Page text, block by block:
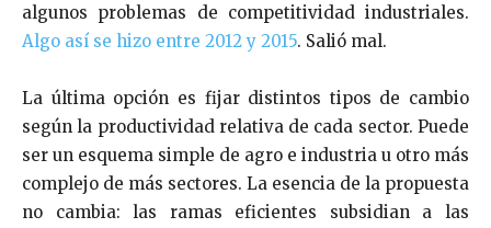
algunos problemas de competitividad industriales.
Algo así se hizo entre 2012 y 2015. Salió mal.
La última opción es fijar distintos tipos de cambio
según la productividad relativa de cada sector. Puede
ser un esquema simple de agro e industria u otro más
complejo de más sectores. La esencia de la propuesta
no cambia: las ramas eficientes subsidian a las